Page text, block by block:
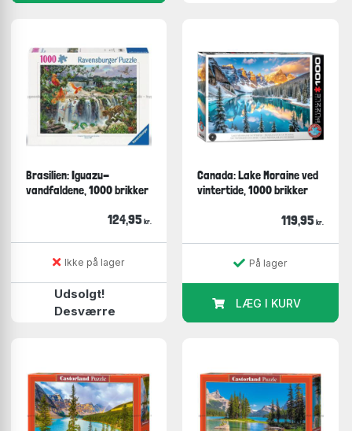
Brasilien: Iguazu-
vandfaldene, 1000 brikker
124,95 kr.
Ikke på lager
Udsolgt!
Desværre
Canada: Lake Moraine ved
vintertide, 1000 brikker
119,95 kr.
På lager
LÆG I KURV